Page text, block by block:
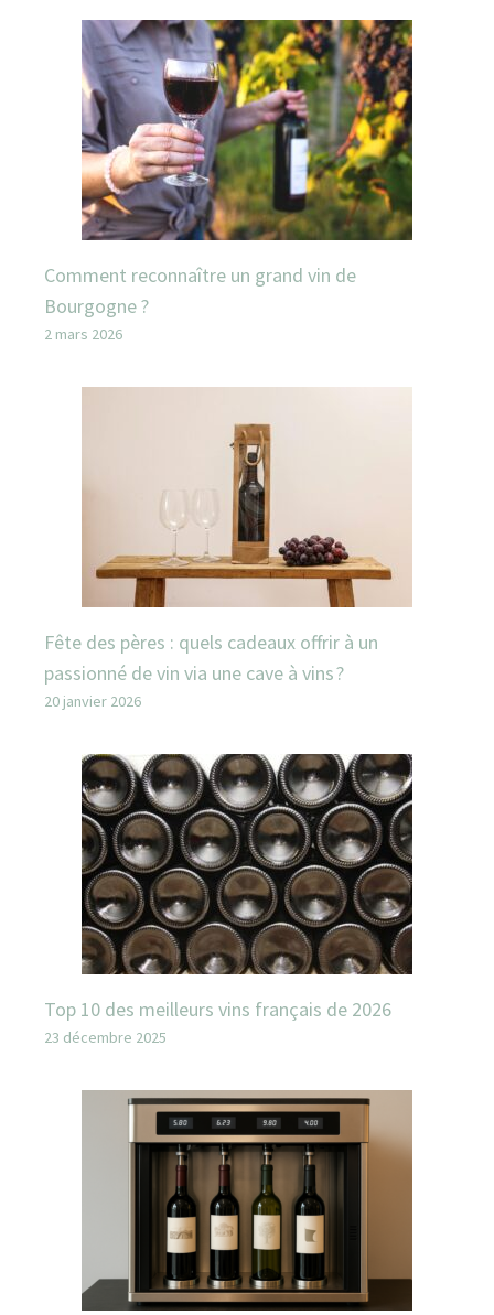
Comment reconnaître un grand vin de
Bourgogne ?
2 mars 2026
Fête des pères : quels cadeaux offrir à un
passionné de vin via une cave à vins ?
20 janvier 2026
Top 10 des meilleurs vins français de 2026
23 décembre 2025